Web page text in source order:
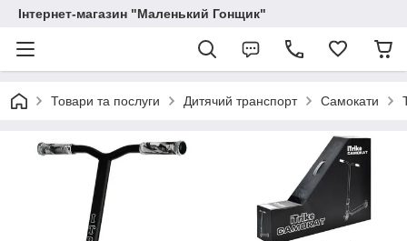
Інтернет-магазин "Маленький Гонщик"
Товари та послуги Дитячий транспорт Самокати